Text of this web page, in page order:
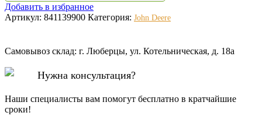
Добавить в избранное
Артикул: 841139900 Категория: John Deere
Самовывоз склад: г. Люберцы, ул. Котельническая, д. 18а
Нужна консультация?
Наши специалисты вам помогут бесплатно в кратчайшие
сроки!